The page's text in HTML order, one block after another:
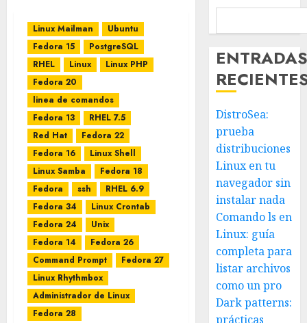
Linux Mailman
Ubuntu
Fedora 15
PostgreSQL
RHEL
Linux
Linux PHP
Fedora 20
linea de comandos
Fedora 13
RHEL 7.5
Red Hat
Fedora 22
Fedora 16
Linux Shell
Linux Samba
Fedora 18
Fedora
ssh
RHEL 6.9
Fedora 34
Linux Crontab
Fedora 24
Unix
Fedora 14
Fedora 26
Command Prompt
Fedora 27
Linux Rhythmbox
Administrador de Linux
Fedora 28
DistroSea:
prueba
distribuciones
Linux en tu
navegador sin
instalar nada
Comando ls en
Linux: guía
completa para
listar archivos
como un pro
Dark patterns:
prácticas